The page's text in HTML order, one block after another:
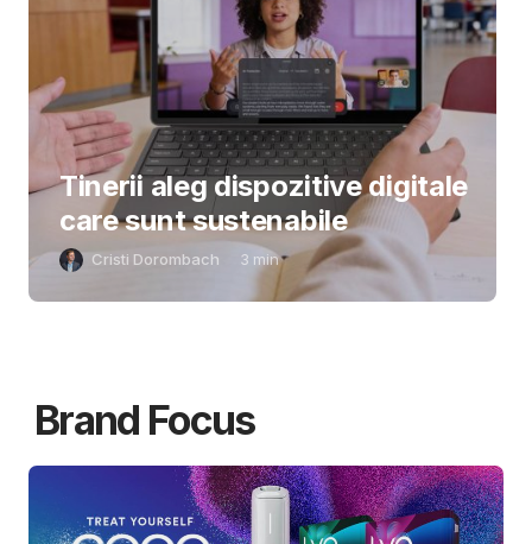
Tinerii aleg dispozitive digitale
care sunt sustenabile
Cristi Dorombach 3 min
Brand Focus